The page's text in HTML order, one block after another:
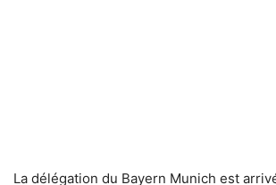
La délégation du Bayern Munich est